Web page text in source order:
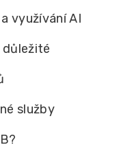
využívání AI
důležité
služby